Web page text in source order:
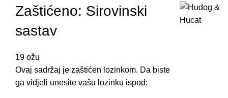
Zaštićeno: Sirovinski
sastav
19 ožu
Ovaj sadržaj je zaštićen lozinkom. Da biste
ga vidjeli unesite vašu lozinku ispod: